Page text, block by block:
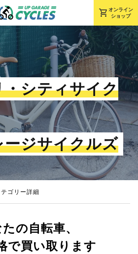
shopping_cart オンライン
ショップ
シティサイク
ジサイクルズ
ゴリー詳細
の自転車、
で買い取ります